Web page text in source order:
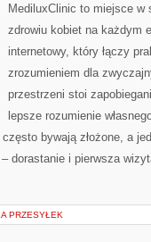
MediluxClinic to miejsce
zdrowiu kobiet na każdym
internetowy, który łączy
zrozumieniem dla
przestrzeni stoi
lepsze rozumienie
bywają złożone, a
dorastanie i pierwsza
PRZESYŁEK